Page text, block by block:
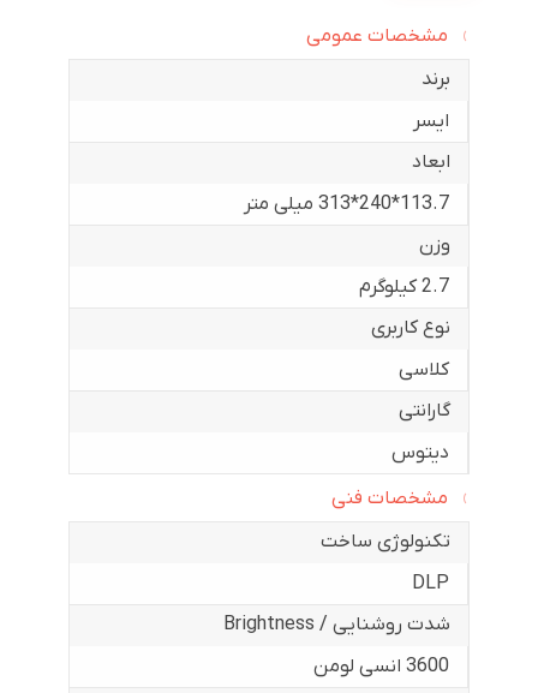
مشخصات عمومی
برند
ایسر
ابعاد
113.7*240*313 میلی متر
وزن
2.7 کیلوگرم
نوع کاربری
کلاسی
گارانتی
دیتوس
مشخصات فنی
تکنولوژی ساخت
DLP
شدت روشنایی / Brightness
3600 انسی لومن